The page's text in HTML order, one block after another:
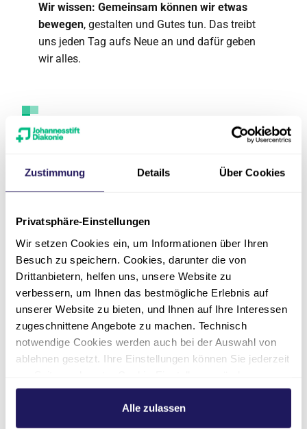
Zustimmung Details Über Cookies
Privatsphäre-Einstellungen
Wir setzen Cookies ein, um Informationen über Ihren
Besuch zu speichern. Cookies, darunter die von
Drittanbietern, helfen uns, unsere Website zu
verbessern, um Ihnen das bestmögliche Erlebnis auf
unserer Website zu bieten, und Ihnen auf Ihre Interessen
zugeschnittene Angebote zu machen. Technisch
notwendige Cookies werden auch bei der Auswahl von
ablehnen gesetzt. Ihre Einstellungen können Sie jederzeit
Weitere Informationen hierzu finden Sie in unserer
.
Alle zulassen
Wir wissen: Gemeinsam können wir etwas
bewegen, gestalten und Gutes tun. Das treibt
uns jeden Tag aufs Neue an und dafür geben
wir alles.
Kontakt
Adresse